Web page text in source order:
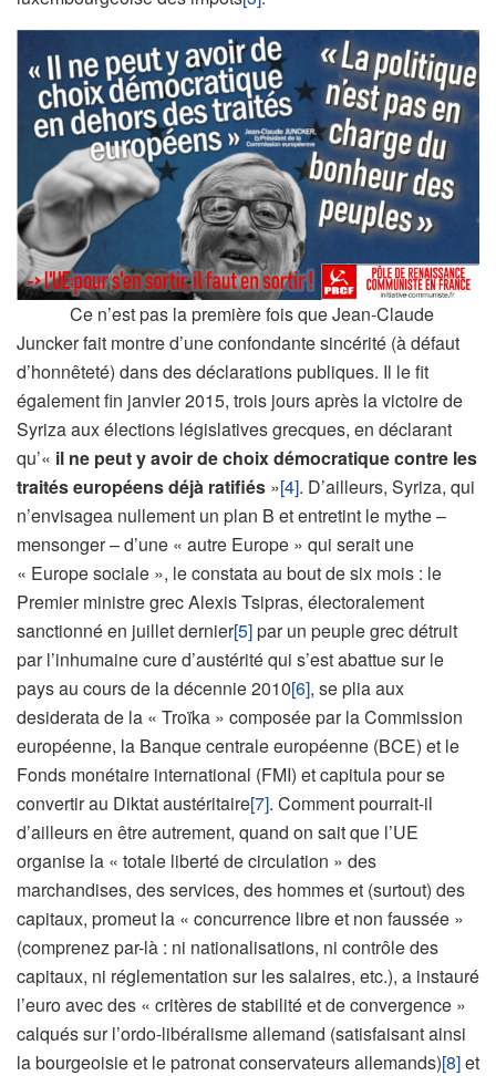
Ce n’est pas la première fois que Jean-Claude
Juncker fait montre d’une confondante sincérité (à défaut
d’honnêteté) dans des déclarations publiques. Il le fit
également fin janvier 2015, trois jours après la victoire de
Syriza aux élections législatives grecques, en déclarant
qu’« il ne peut y avoir de choix démocratique contre les
traités européens déjà ratifiés »[4]. D’ailleurs, Syriza, qui
n’envisagea nullement un plan B et entretint le mythe –
mensonger – d’une « autre Europe » qui serait une
« Europe sociale », le constata au bout de six mois : le
Premier ministre grec Alexis Tsipras, électoralement
sanctionné en juillet dernier[5]par un peuple grec détruit
par l’inhumaine cure d’austérité qui s’est abattue sur le
pays au cours de la décennie 2010[6], se plia aux
desiderata de la « Troïka » composée par la Commission
européenne, la Banque centrale européenne (BCE) et le
Fonds monétaire international (FMI) et capitula pour se
convertir au Diktat austéritaire[7]. Comment pourrait-il
d’ailleurs en être autrement, quand on sait que l’UE
organise la « totale liberté de circulation » des
marchandises, des services, des hommes et (surtout) des
capitaux, promeut la « concurrence libre et non faussée »
(comprenez par-là : ni nationalisations, ni contrôle des
capitaux, ni réglementation sur les salaires, etc.), a instauré
l’euro avec des « critères de stabilité et de convergence »
calqués sur l’ordo-libéralisme allemand (satisfaisant ainsi
la bourgeoisie et le patronat conservateurs allemands)[8]et